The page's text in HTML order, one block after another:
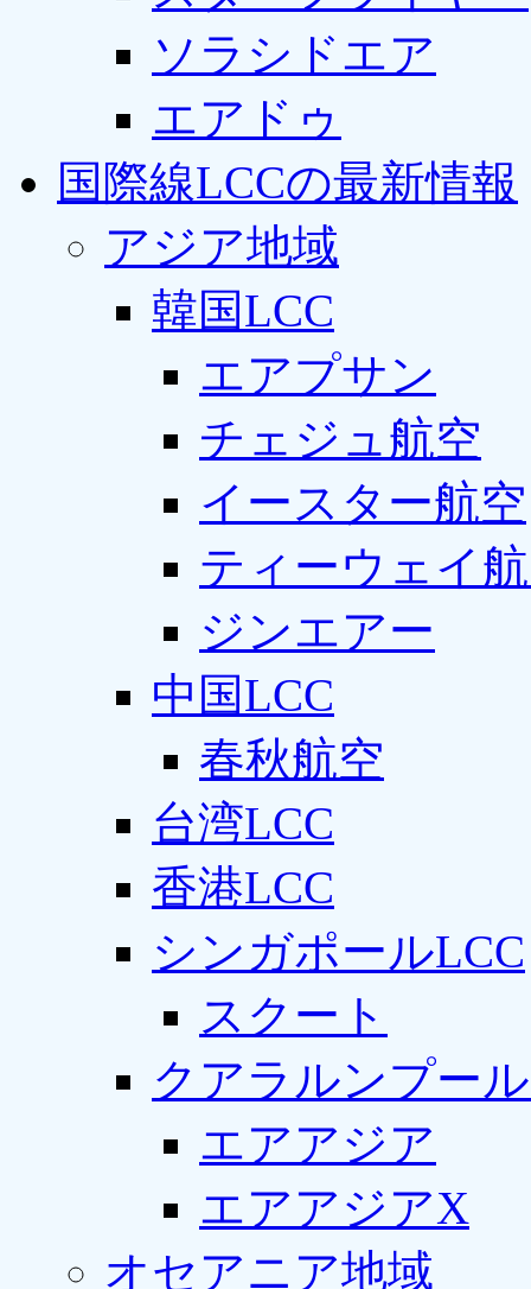
ソラシドエア
エアドゥ
国際線LCCの最新情報
アジア地域
韓国LCC
エアプサン
チェジュ航空
イースター航空
ティーウェイ
ジンエアー
中国LCC
春秋航空
台湾LCC
香港LCC
シンガポールLCC
スクート
クアラルンプー
エアアジア
エアアジアX
オセアニア地域